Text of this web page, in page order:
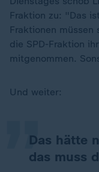
Fraktion zu: "Das
Fraktionen
die SPD-Fraktion
mitgenommen.
Und weiter:
Das hätte
das muss
„